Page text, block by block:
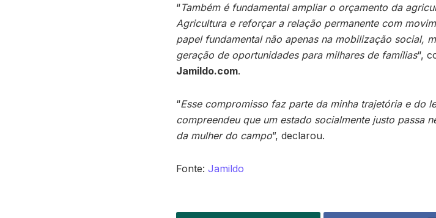
“Também é fundamental ampliar o orçamento da
Agricultura e reforçar a relação permanente com
papel fundamental não apenas na mobilização social,
geração de oportunidades para milhares de famílias“,
Jamildo.com.
“Esse compromisso faz parte da minha trajetória e do
compreendeu que um estado socialmente justo passa
da mulher do campo”, declarou.
Fonte: Jamildo